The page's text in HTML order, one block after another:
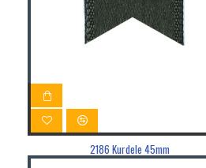
2186 Kurdele 45mm